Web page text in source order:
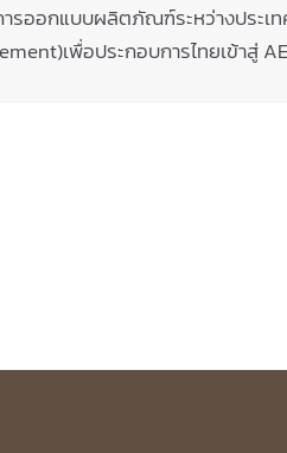
ารออกแบบผลิตภัณฑ์ระหว่างประเ
เพื่อประกอบการไทยเข้าสู่